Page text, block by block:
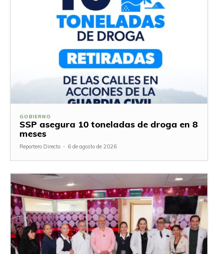
GOBIERNO
SSP asegura 10 toneladas de droga en 8
meses
Reportero Directo - 6 de agosto de 2026